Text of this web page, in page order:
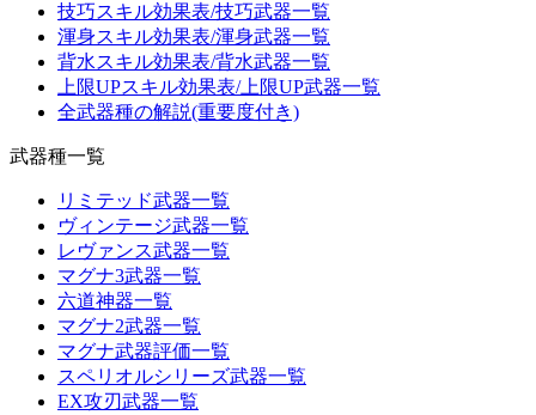
技巧スキル効果表/技巧武器一覧
渾身スキル効果表/渾身武器一覧
背水スキル効果表/背水武器一覧
上限UPスキル効果表/上限UP武器一覧
全武器種の解説(重要度付き)
武器種一覧
リミテッド武器一覧
ヴィンテージ武器一覧
レヴァンス武器一覧
マグナ3武器一覧
六道神器一覧
マグナ2武器一覧
マグナ武器評価一覧
スペリオルシリーズ武器一覧
EX攻刃武器一覧